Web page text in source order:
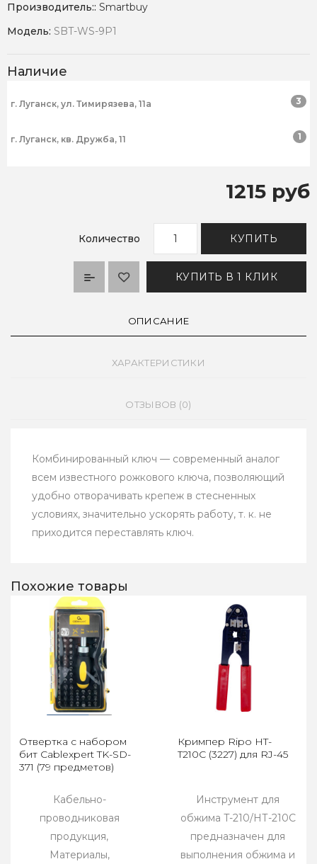
Производитель:: Smartbuy
Модель: SBT-WS-9P1
Наличие
г. Луганск, ул. Тимирязева, 11а 3
г. Луганск, кв. Дружба, 11 1
1215 руб
Количество КУПИТЬ
КУПИТЬ В 1 КЛИК
ОПИСАНИЕ
ХАРАКТЕРИСТИКИ
ОТЗЫВОВ (0)
Комбинированный ключ — современный аналог
всем известного рожкового ключа, позволяющий
удобно отворачивать крепеж в стесненных
условиях, значительно ускорять работу, т. к. не
приходится переставлять ключ.
Похожие товары
Отвертка с набором
бит Cablexpert TK-SD-
371 (79 предметов)
Кабельно-
проводниковая
продукция,
Материалы,
Кримпер Ripo HT-
T210C (3227) для RJ-45
Инструмент для
обжима T-210/НТ-210С
предназначен для
выполнения обжима и